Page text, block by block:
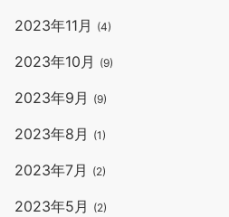
2023年11月 (4)
2023年10月 (9)
2023年9月 (9)
2023年8月 (1)
2023年7月 (2)
2023年5月 (2)